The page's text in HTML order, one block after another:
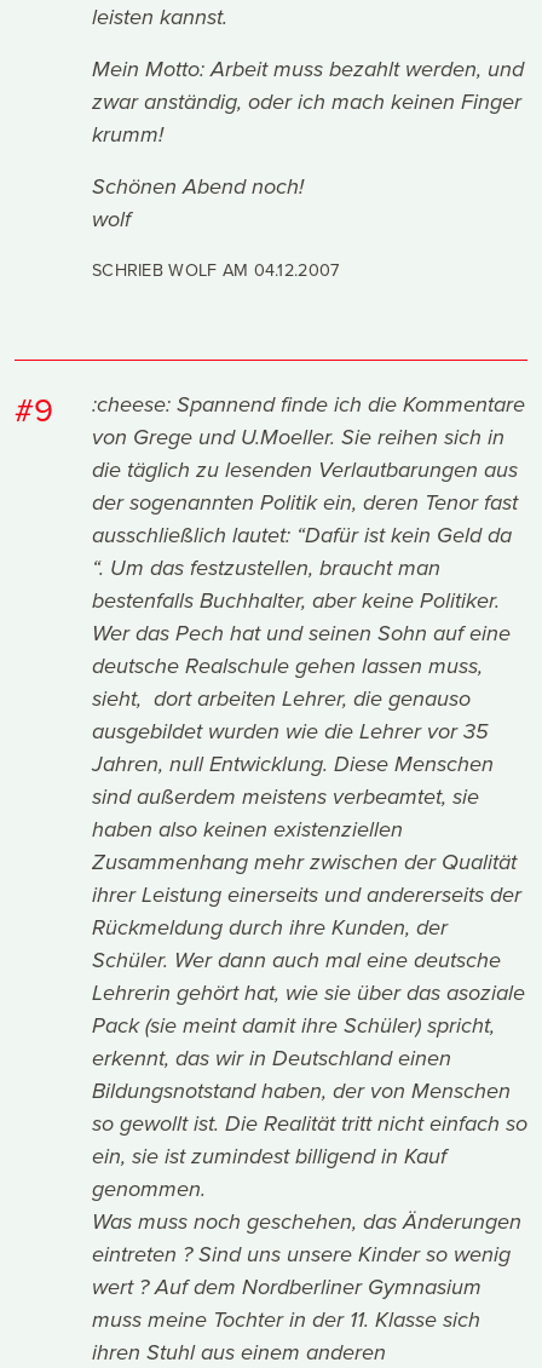
leisten kannst.
Mein Motto: Arbeit muss bezahlt werden, und
zwar anständig, oder ich mach keinen Finger
krumm!
Schönen Abend noch!
wolf
SCHRIEB WOLF AM 04.12.2007
#9
:cheese: Spannend finde ich die Kommentare
von Grege und U.Moeller. Sie reihen sich in
die täglich zu lesenden Verlautbarungen aus
der sogenannten Politik ein, deren Tenor fast
ausschließlich lautet: “Dafür ist kein Geld da
“. Um das festzustellen, braucht man
bestenfalls Buchhalter, aber keine Politiker.
Wer das Pech hat und seinen Sohn auf eine
deutsche Realschule gehen lassen muss,
sieht, dort arbeiten Lehrer, die genauso
ausgebildet wurden wie die Lehrer vor 35
Jahren, null Entwicklung. Diese Menschen
sind außerdem meistens verbeamtet, sie
haben also keinen existenziellen
Zusammenhang mehr zwischen der Qualität
ihrer Leistung einerseits und andererseits der
Rückmeldung durch ihre Kunden, der
Schüler. Wer dann auch mal eine deutsche
Lehrerin gehört hat, wie sie über das asoziale
Pack (sie meint damit ihre Schüler) spricht,
erkennt, das wir in Deutschland einen
Bildungsnotstand haben, der von Menschen
so gewollt ist. Die Realität tritt nicht einfach so
ein, sie ist zumindest billigend in Kauf
genommen.
Was muss noch geschehen, das Änderungen
eintreten ? Sind uns unsere Kinder so wenig
wert ? Auf dem Nordberliner Gymnasium
muss meine Tochter in der 11. Klasse sich
ihren Stuhl aus einem anderen